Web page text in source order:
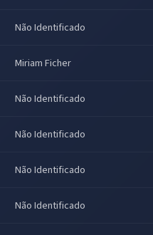
Não Identificado
Miriam Ficher
Não Identificado
Não Identificado
Não Identificado
Não Identificado